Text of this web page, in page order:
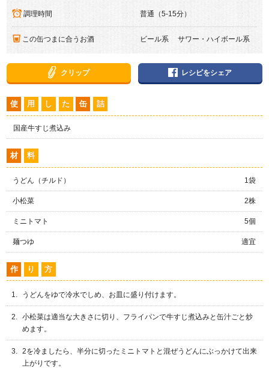
調理時間 普通（5-15分）
この缶つまに合うお酒 ビール系 サワー・ハイボール系
クリップ レシピをシェア
使 用 し た 缶 詰
国産牛すじ煮込み
材 料
うどん（チルド） 1袋
小松菜 2株
ミニトマト 5個
麺つゆ 適宜
作 り 方
うどんをゆで冷水でしめ、お皿に盛り付けます。
小松菜は適当な大きさに切り、フライパンで牛すじ煮込みと缶汁ごと炒
めます。
2を冷ましたら、半分に切ったミニトマトと混ぜうどんにぶっかけて出来
上がりです。